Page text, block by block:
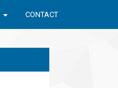
CONTACT